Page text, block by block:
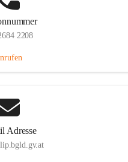
2208
Adresse